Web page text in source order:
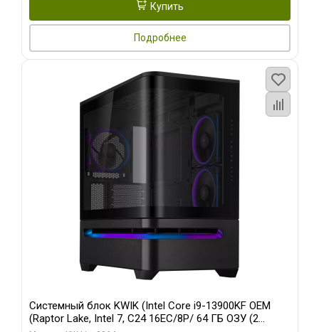
Купить
Подробнее
Системный блок KWIK (Intel Core i9-13900KF OEM
(Raptor Lake, Intel 7, C24 16EC/8P/ 64 ГБ ОЗУ (2